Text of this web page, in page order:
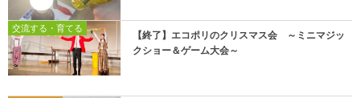
交流する・育てる
【終了】エコポリのクリスマス会 ～ミニマジッ
クショー＆ゲーム大会～